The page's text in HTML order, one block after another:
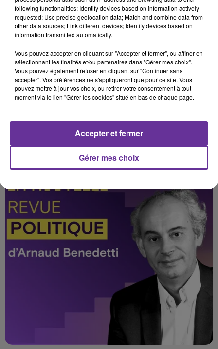
CONTRADICTIONS EN...
following functionalities: Identify devices based on information actively
requested; Use precise geolocation data; Match and combine data from
other data sources; Link different devices; Identify devices based on
information transmitted automatically.
Vous pouvez accepter en cliquant sur "Accepter et fermer", ou affiner en
sélectionnant les finalités et/ou partenaires dans "Gérer mes choix".
Vous pouvez également refuser en cliquant sur "Continuer sans
accepter". Vos préférences ne s'appliqueront que pour ce site. Vous
pouvez mettre à jour vos choix, ou retirer votre consentement à tout
moment via le lien "Gérer les cookies" situé en bas de chaque page.
Gérer mes choix
Accepter et fermer